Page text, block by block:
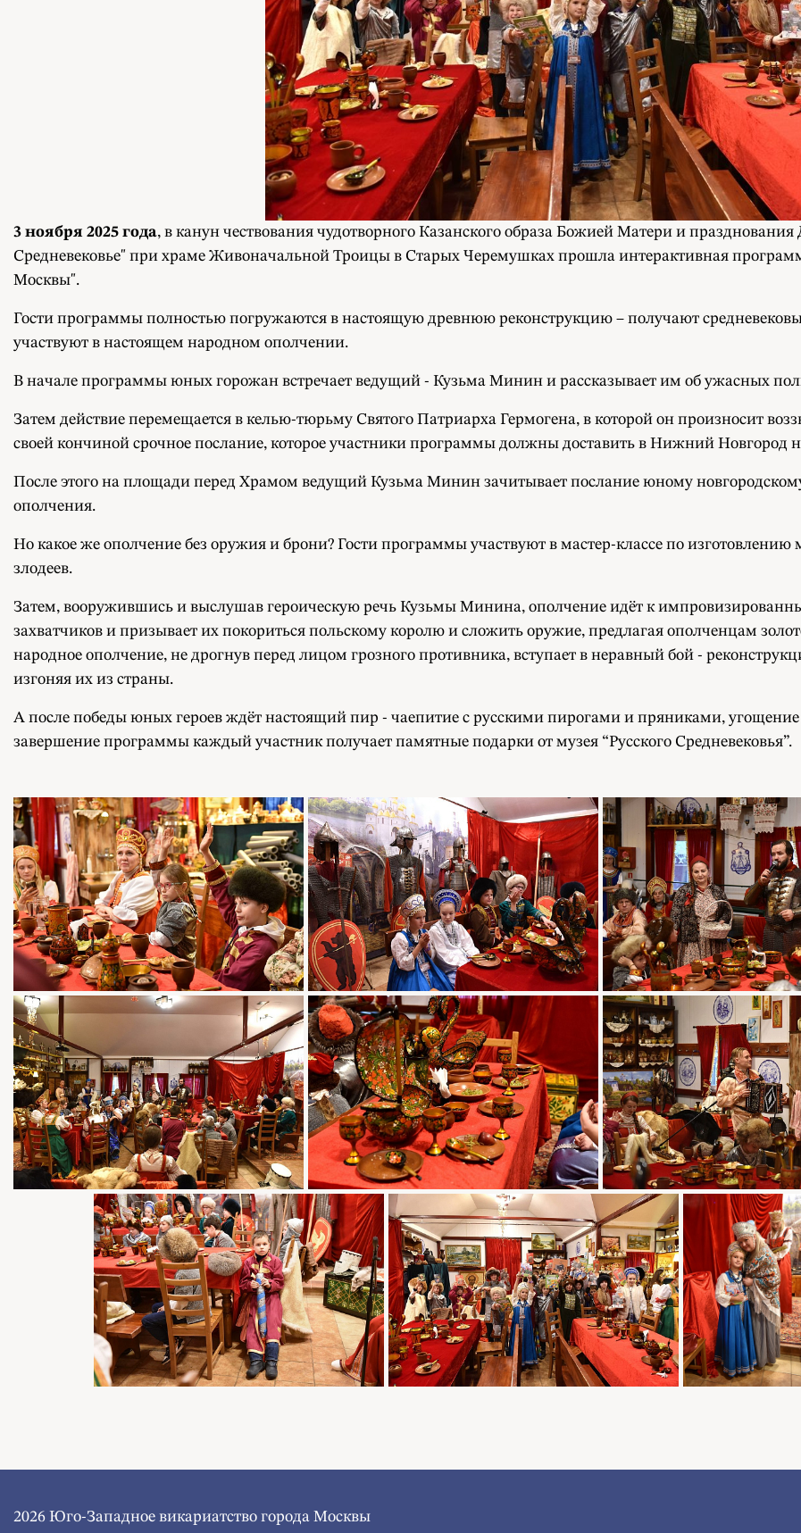
3 ноября 2025 года, в канун чествования чудотворного Казанского образа Божией Матери и
Средневековье" при храме Живоначальной Троицы в Старых Черемушках прошла интерактивная
Москвы".
Гости программы полностью погружаются в настоящую древнюю реконструкцию – получают
участвуют в настоящем народном ополчении.
В начале программы юных горожан встречает ведущий - Кузьма Минин и рассказывает им об ужасных
Затем действие перемещается в келью-тюрьму Святого Патриарха Гермогена, в которой он произносит
своей кончиной срочное послание, которое участники программы должны доставить в Нижний Новгород
После этого на площади перед Храмом ведущий Кузьма Минин зачитывает послание юному
ополчения.
Но какое же ополчение без оружия и брони? Гости программы участвуют в мастер-классе по
злодеев.
Затем, вооружившись и выслушав героическую речь Кузьмы Минина, ополчение идёт к
захватчиков и призывает их покориться польскому королю и сложить оружие, предлагая ополченцам
народное ополчение, не дрогнув перед лицом грозного противника, вступает в неравный бой -
изгоняя их из страны.
А после победы юных героев ждёт настоящий пир - чаепитие с русскими пирогами и пряниками,
завершение программы каждый участник получает памятные подарки от музея “Русского Средневековья”.
2026 Юго-Западное викариатство города Москвы